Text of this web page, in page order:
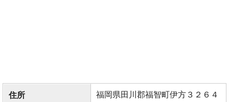
住所
福岡県田川郡福智町伊方３２６４